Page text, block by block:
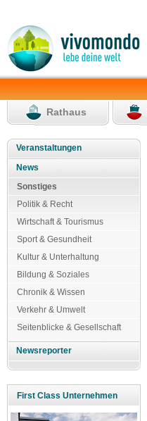
Rathaus
Veranstaltungen
News
Sonstiges
Politik & Recht
Wirtschaft & Tourismus
Sport & Gesundheit
Kultur & Unterhaltung
Bildung & Soziales
Chronik & Wissen
Verkehr & Umwelt
Seitenblicke & Gesellschaft
Newsreporter
First Class Unternehmen